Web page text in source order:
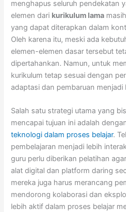
menghapus seluruh pendekatan
elemen dari kurikulum lama
yang dapat diterapkan dalam
Oleh karena itu, meski ada
elemen-elemen dasar tersebut
dipertahankan. Namun, untuk
kurikulum tetap sesuai dengan
adaptasi dan pembaruan
Salah satu strategi utama yang
mencapai tujuan ini adalah
teknologi dalam proses belajar.
pembelajaran menjadi lebih
guru perlu diberikan pelatihan
alat digital dan platform daring
mereka juga harus merancang
mendorong kolaborasi dan
lebih aktif dalam proses belajar